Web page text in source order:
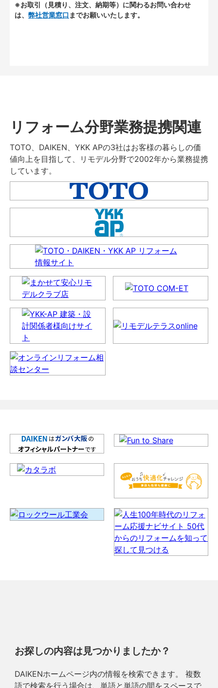
※お取引（見積り、注文、納期等）に関わるお問い合わせ
は、 弊社営業窓口 までお願いいたします。
リフォーム分野業務提携関連
TOTO、DAIKEN、YKK APの3社はお客様の暮らしの価
値向上を目指して、リモデル分野で2002年から業務提携
しています。
お探しの内容は見つかりましたか？
DAIKENホームページ内の情報を検索できます。 複数
語で検索を行う場合は、単語と単語の間をスペースで